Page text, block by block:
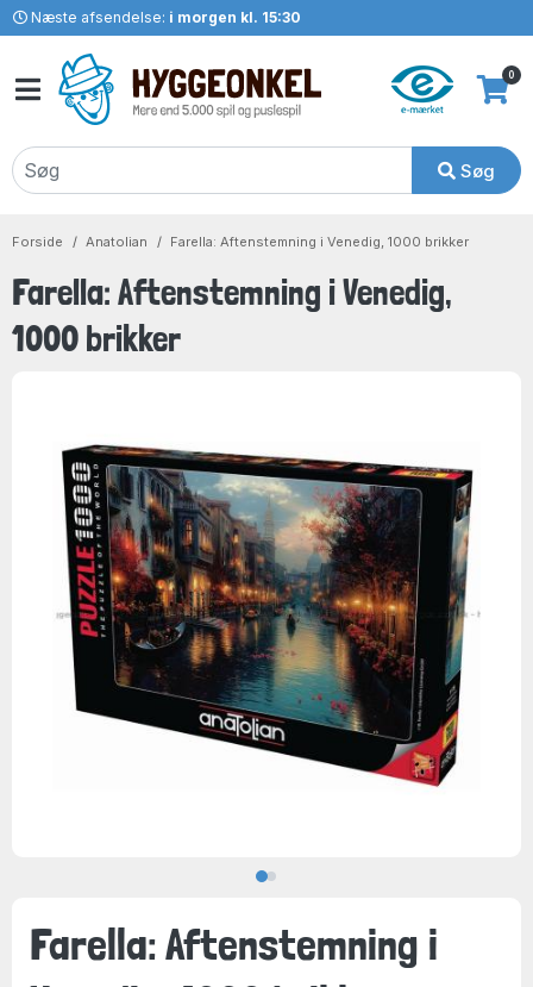
Næste afsendelse: i morgen kl. 15:30
Søg
0
Forside Anatolian Farella: Aftenstemning i Venedig, 1000 brikker
Farella: Aftenstemning i Venedig,
1000 brikker
Farella: Aftenstemning i